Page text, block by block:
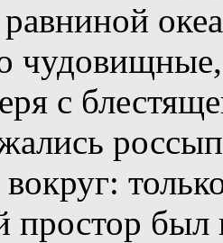
с
простор был